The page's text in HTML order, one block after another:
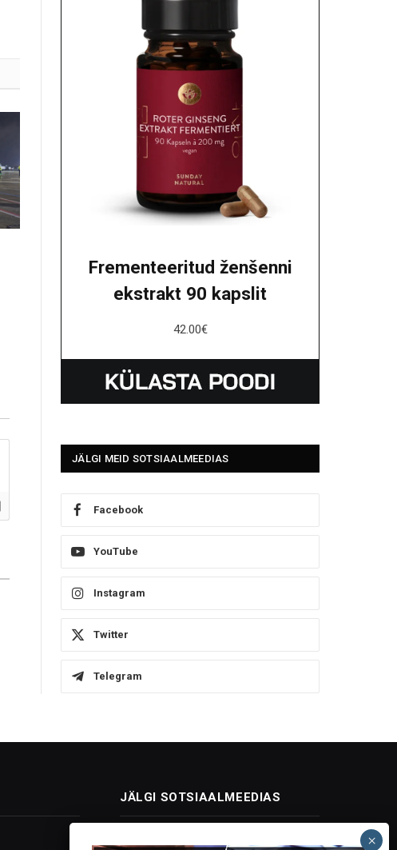
Frementeeritud ženšenni
ekstrakt 90 kapslit
42.00€
JÄLGI MEID SOTSIAALMEEDIAS
Facebook
YouTube
Instagram
Twitter
Telegram
JÄLGI SOTSIAALMEEDIAS